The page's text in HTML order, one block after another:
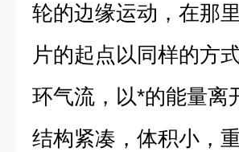
轮的边缘运动，在那
片的起点以同样的方
环气流，以*的能量离
结构紧凑，体积小，